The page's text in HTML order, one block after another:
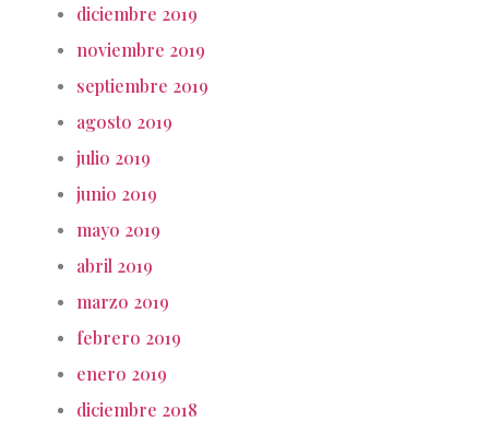
diciembre 2019
noviembre 2019
septiembre 2019
agosto 2019
julio 2019
junio 2019
mayo 2019
abril 2019
marzo 2019
febrero 2019
enero 2019
diciembre 2018